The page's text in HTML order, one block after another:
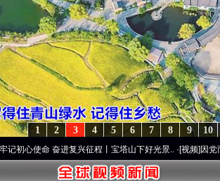
10
9
8
7
6
5
4
3
2
1
命 奋进复兴征程丨宝塔山下好光景..·[视频]因党而生 为